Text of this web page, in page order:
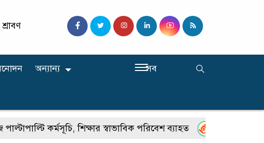
অন্যান্য সব
কর্মসূচি, শিক্ষার স্বাভাবিক পরিবেশ ব্যাহত ‘অবসরের দুয়ারে